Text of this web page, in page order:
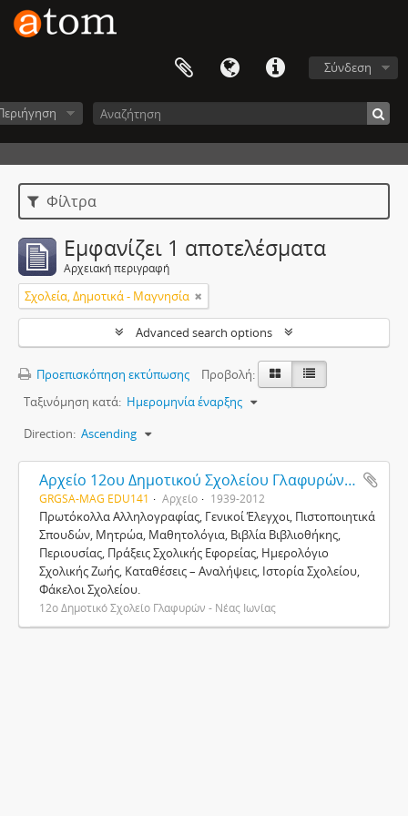
Σύνδεση
Φίλτρα
Εμφανίζει 1 αποτελέσματα
Αρχειακή περιγραφή
Σχολεία, Δημοτικά - Μαγνησία
Advanced search options
Προεπισκόπηση εκτύπωσης
Προβολή:
Ταξινόμηση κατά: Ημερομηνία έναρξης
Direction: Ascending
Αρχείο 12ου Δημοτικού Σχολείου Γλαφυρών - Νέας Ιωνίας
GRGSA-MAG EDU141 Αρχείο 1939-2012
Πρωτόκολλα Αλληλογραφίας, Γενικοί Έλεγχοι, Πιστοποιητικά
Σπουδών, Μητρώα, Μαθητολόγια, Βιβλία Βιβλιοθήκης,
Περιουσίας, Πράξεις Σχολικής Εφορείας, Ημερολόγιο
Σχολικής Ζωής, Καταθέσεις – Αναλήψεις, Ιστορία Σχολείου,
Φάκελοι Σχολείου.
12ο Δημοτικό Σχολείο Γλαφυρών - Νέας Ιωνίας